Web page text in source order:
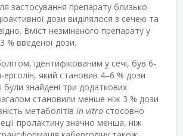
застосування препарату близько
дози виділялося з сечею та
Вміст незміненого препарату у
% введеної дози.
ідентифікованим у сечі, був 6-
ерголін, який становив 4‒6 % дози
були знайдені три додаткових
становили менше ніж 3 % дози
метаболітів in vitro стосовно
пролактину значно менша, ніж